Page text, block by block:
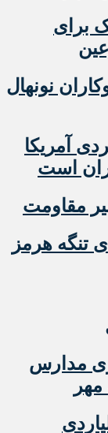
برای
نونهال
آمریکا
است
مقاومت
تنگه هرمز
مدارس
۲۰۶ میلیاردی